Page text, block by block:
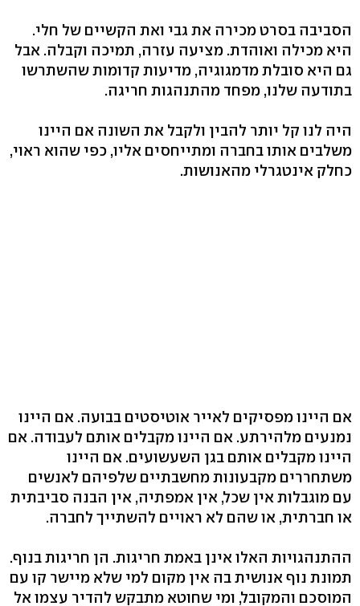
הסביבה בסרט מכירה את גבי ואת הקשיים של חלי.
היא מכילה ואוהדת. מציעה עזרה, תמיכה וקבלה. אבל
גם היא סובלת מדמגוגיה, מדיעות קדומות שהשתרשו
בתודעה שלנו, מפחד מהתנהגות חריגה.
היה לנו קל יותר להבין ולקבל את השונה אם היינו
משלבים אותו בחברה ומתייחסים אליו, כפי שהוא ראוי,
כחלק אינטגרלי מהאנושות.
אם היינו מפסיקים לאייר אוטיסטים בבועה. אם היינו
נמנעים מלהירתע. אם היינו מקבלים אותם לעבודה. אם
היינו מקבלים אותם בגן השעשועים. אם היינו
משתחררים מקבעונות מחשבתיים שלפיהם לאנשים
עם מוגבלות אין שכל, אין אמפתיה, אין הבנה סביבתית
או חברתית, או שהם לא ראויים להשתייך לחברה.
ההתנהגויות האלו אינן באמת חריגות. הן חריגות בנוף.
תמונת נוף אנושית בה אין מקום למי שלא מיישר קו עם
המוסכם והמקובל, ומי שחוטא מתבקש להדיר עצמו אל